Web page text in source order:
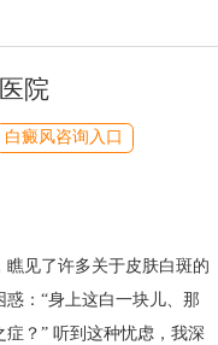
院
白癜风咨询入口
见了许多关于皮肤白斑的
：“身上这白一块儿、那
？” 听到这种忧虑，我深